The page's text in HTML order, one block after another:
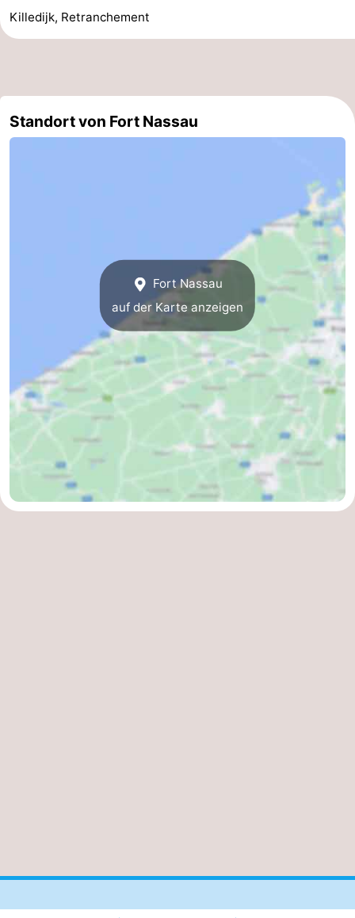
Killedijk, Retranchement
Standort von Fort Nassau
Fort Nassau
auf der Karte anzeigen